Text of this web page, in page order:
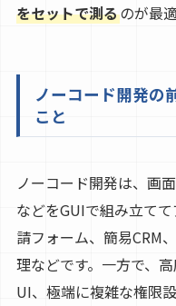
をセットで測るのが最適
ノーコード開発の
こと
ノーコード開発は、画
などをGUIで組み立て
請フォーム、簡易CRM
理などです。一方で、
UI、極端に複雑な権限